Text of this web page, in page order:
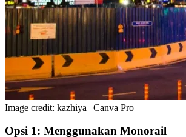
Image credit: kazhiya | Canva Pro
Opsi 1: Menggunakan Monorail